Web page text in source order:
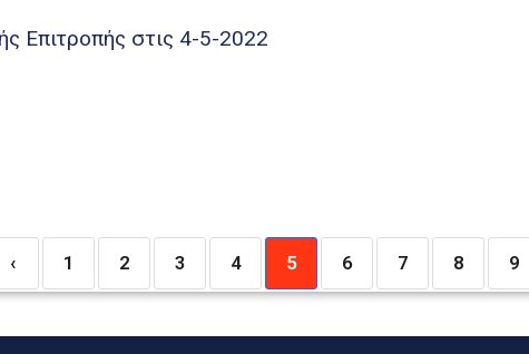
Επιτροπής στις 4-5-2022
‹ 1 2 3 4 5 6 7 8 9